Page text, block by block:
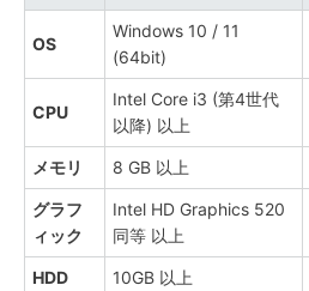
OS
Windows 10 / 11
(64bit)
CPU
Intel Core i3 (第4世代
以降) 以上
メモリ 8 GB 以上
グラフ
ィック
Intel HD Graphics 520
同等 以上
HDD 10GB 以上